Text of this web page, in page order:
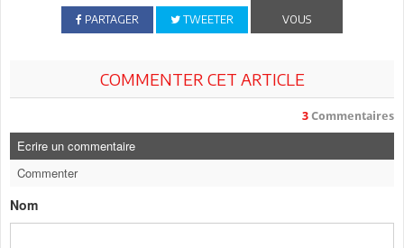
PARTAGER TWEETER
VOUS
COMMENTER CET ARTICLE
3 Commentaires
Ecrire un commentaire
Commenter
Nom